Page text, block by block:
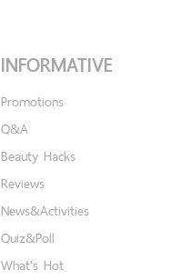
INFORMATIVE
Promotions
Q&A
Beauty Hacks
Reviews
News&Activities
Quiz&Poll
What's Hot